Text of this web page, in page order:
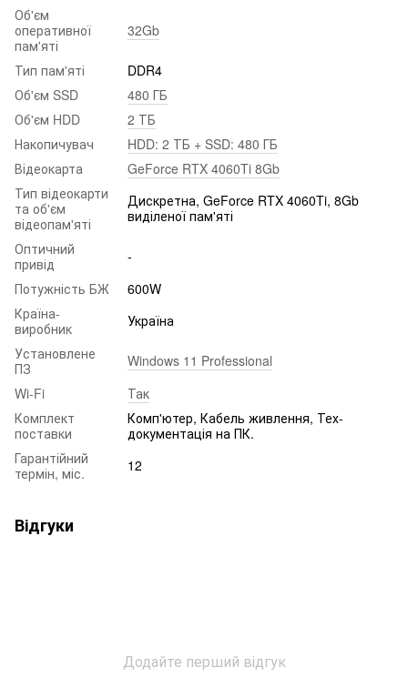
Об'єм
оперативної
пам'яті
32Gb
Тип пам'яті
DDR4
Об'єм SSD
480 ГБ
Об'єм HDD
2 ТБ
Накопичувач
HDD: 2 ТБ + SSD: 480 ГБ
Відеокарта
GeForce RTX 4060Ti 8Gb
Тип відеокарти
та об'єм
відеопам'яті
Дискретна, GeForce RTX 4060Ti, 8Gb
виділеної пам'яті
Оптичний
привід
-
Потужність БЖ
600W
Країна-
виробник
Україна
Установлене
ПЗ
Windows 11 Professional
Wi-Fi
Так
Комплект
поставки
Комп'ютер, Кабель живлення, Тех-
документація на ПК.
Гарантійний
термін, міс.
12
Відгуки
Додайте перший відгук